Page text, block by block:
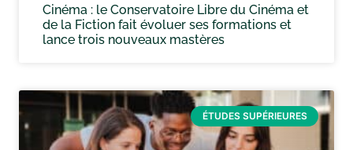
Cinéma : le Conservatoire Libre du Cinéma et
de la Fiction fait évoluer ses formations et
lance trois nouveaux mastères
ÉTUDES SUPÉRIEURES